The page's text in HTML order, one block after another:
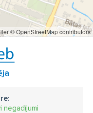
© OpenStreetMap contributors
negadījumi